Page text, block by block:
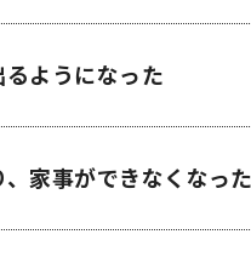
ようになった
家事ができなくなった